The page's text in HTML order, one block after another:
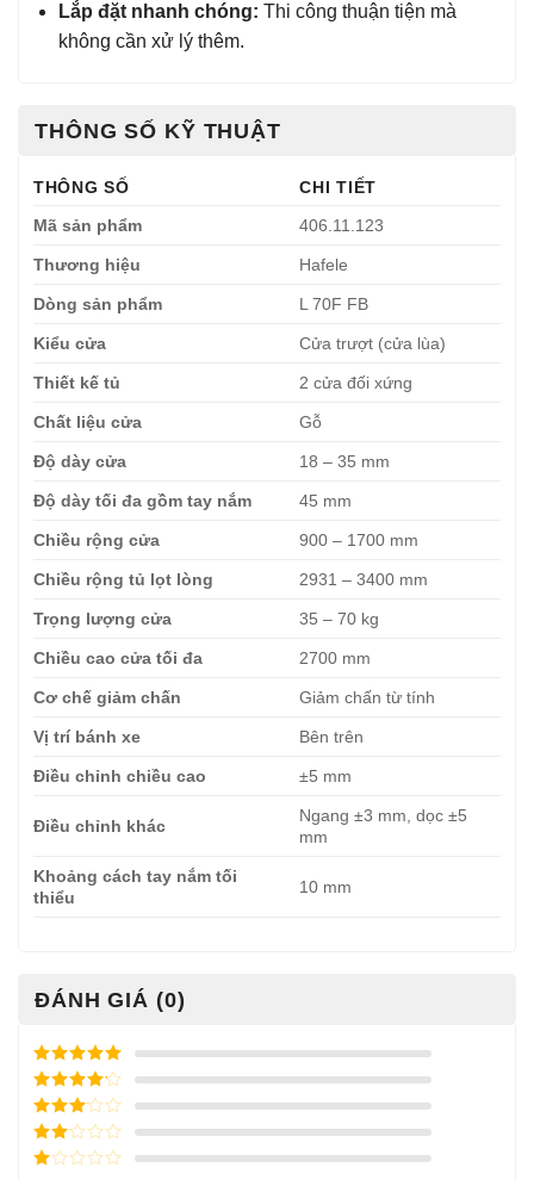
Lắp đặt nhanh chóng: Thi công thuận tiện mà
không cần xử lý thêm.
THÔNG SỐ KỸ THUẬT
THÔNG SỐ
CHI TIẾT
Mã sản phẩm
406.11.123
Thương hiệu Hafele
Dòng sản phẩm L 70F FB
Kiểu cửa Cửa trượt (cửa lùa)
Thiết kế tủ 2 cửa đối xứng
Chất liệu cửa Gỗ
Độ dày cửa 18 – 35 mm
Độ dày tối đa gồm tay nắm 45 mm
Chiều rộng cửa 900 – 1700 mm
Chiều rộng tủ lọt lòng 2931 – 3400 mm
Trọng lượng cửa 35 – 70 kg
Chiều cao cửa tối đa 2700 mm
Cơ chế giảm chấn Giảm chấn từ tính
Vị trí bánh xe Bên trên
Điều chỉnh chiều cao ±5 mm
Điều chỉnh khác
Ngang ±3 mm, dọc ±5
mm
Khoảng cách tay nắm tối
thiểu
10 mm
ĐÁNH GIÁ (0)
Được xếp
hạng
5
sao
Được xếp
hạng
sao
Được
xếp
hạng3
Được